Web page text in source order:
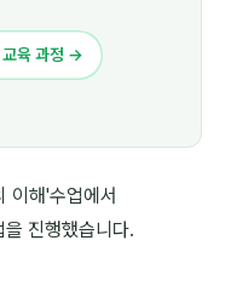
육 과정 →
이해'수업에서
진행했습니다.